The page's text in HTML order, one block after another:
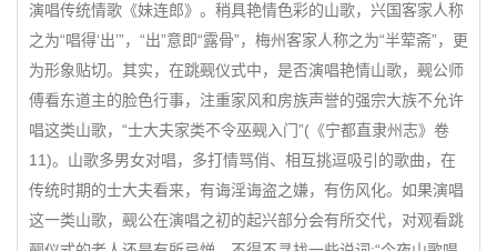
演唱传统情歌《妹连郎》。稍具艳情色彩的山歌，兴国客家人称
之为“唱得‘出’”，“出”意即“露骨”，梅州客家人称之为“半荤斋”，更
为形象贴切。其实，在跳觋仪式中，是否演唱艳情山歌，觋公师
傅看东道主的脸色行事，注重家风和房族声誉的强宗大族不允许
唱这类山歌，“士大夫家类不令巫觋入门”(《宁都直隶州志》卷
11)。山歌多男女对唱，多打情骂俏、相互挑逗吸引的歌曲，在
传统时期的士大夫看来，有诲淫诲盗之嫌，有伤风化。如果演唱
这一类山歌，觋公在演唱之初的起兴部分会有所交代，对观看跳